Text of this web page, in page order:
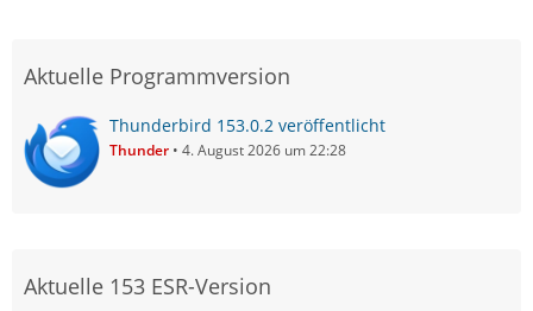
Aktuelle Programmversion
Thunderbird 153.0.2 veröffentlicht
Thunder 4. August 2026 um 22:28
Aktuelle 153 ESR-Version